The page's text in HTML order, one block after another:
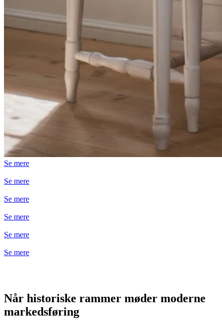
Se mere
Se mere
Se mere
Se mere
Se mere
Se mere
Når historiske rammer møder moderne
markedsføring